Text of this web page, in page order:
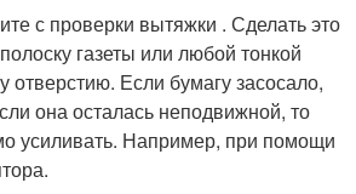
с проверки вытяжки . Сделать это
газеты или любой тонкой
отверстию. Если бумагу засосало,
она осталась неподвижной, то
усиливать. Например, при помощи